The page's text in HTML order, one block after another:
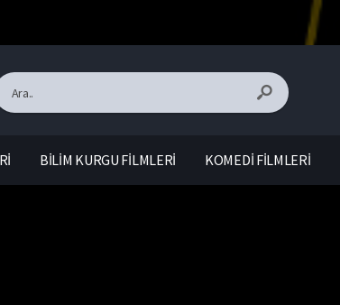
BİLİM KURGU FİLMLERİ KOMEDİ FİLMLERİ